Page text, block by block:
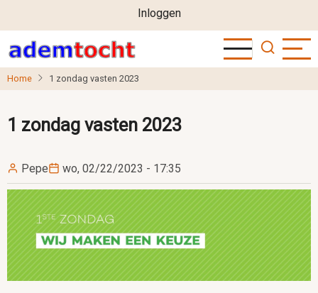
naar
de
inhoud
User
account
menu
Inloggen
Home 1 zondag vasten 2023
1 zondag vasten 2023
Pepe wo, 02/22/2023 - 17:35
Image